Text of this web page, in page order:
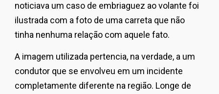
noticiava um caso de embriaguez ao volante foi
ilustrada com a foto de uma carreta que não
tinha nenhuma relação com aquele fato.
A imagem utilizada pertencia, na verdade, a um
condutor que se envolveu em um incidente
completamente diferente na região. Longe de